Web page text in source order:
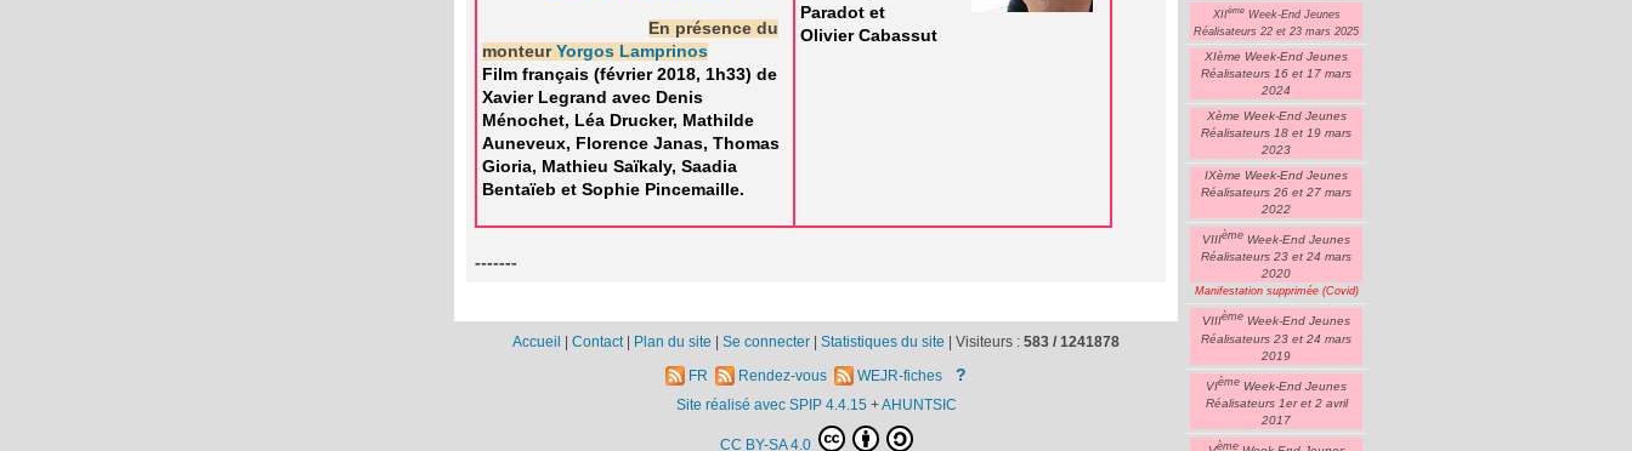
En présence du
monteur Yorgos Lamprinos
Film français (février 2018, 1h33) de
Xavier Legrand avec Denis
Ménochet, Léa Drucker, Mathilde
Auneveux, Florence Janas, Thomas
Gioria, Mathieu Saïkaly, Saadia
Bentaïeb et Sophie Pincemaille.
Paradot et
Olivier Cabassut
-------
XIIèmeWeek-End Jeunes
Réalisateurs 22 et 23 mars 2025
XIème Week-End Jeunes
Réalisateurs 16 et 17 mars
2024
Xème Week-End Jeunes
Réalisateurs 18 et 19 mars
2023
IXème Week-End Jeunes
Réalisateurs 26 et 27 mars
2022
VIIIème Week-End Jeunes
Réalisateurs 23 et 24 mars
2020
Manifestation supprimée (Covid)
VIIIème Week-End Jeunes
Réalisateurs 23 et 24 mars
2019
VIème Week-End Jeunes
Réalisateurs 1er et 2 avril
2017
ème
Accueil | Contact | Plan du site | Se connecter | Statistiques du site | Visiteurs : 583 / 1241878
FR Rendez-vous WEJR-fiches ?
Site réalisé avec SPIP 4.4.15 +AHUNTSIC
CC BY-SA 4.0